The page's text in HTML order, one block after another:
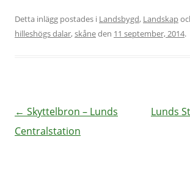
Detta inlägg postades i Landsbygd, Landskap
hilleshögs dalar,skåneden 11 september, 2014.
Inläggsnavigering
← Skyttelbron – Lunds
Centralstation
Lunds